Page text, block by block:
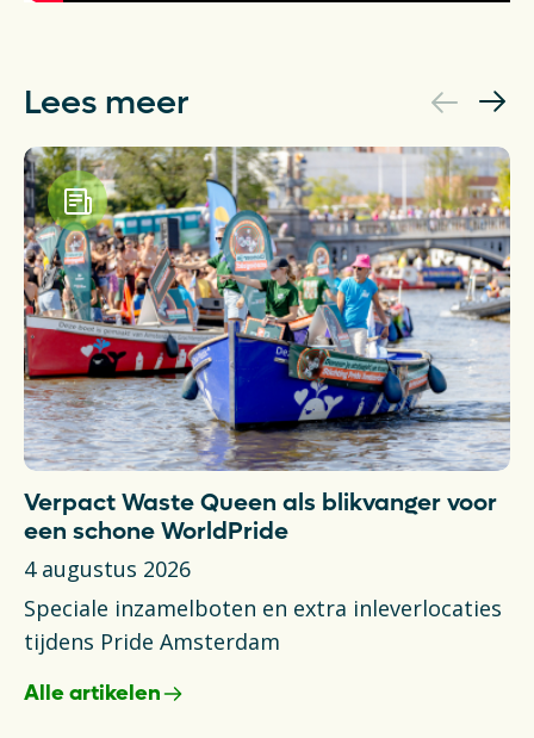
Lees meer
Verpact Waste Queen als blikvanger voor
een schone WorldPride
4 augustus 2026
Speciale inzamelboten en extra inleverlocaties
tijdens Pride Amsterdam
Alle artikelen